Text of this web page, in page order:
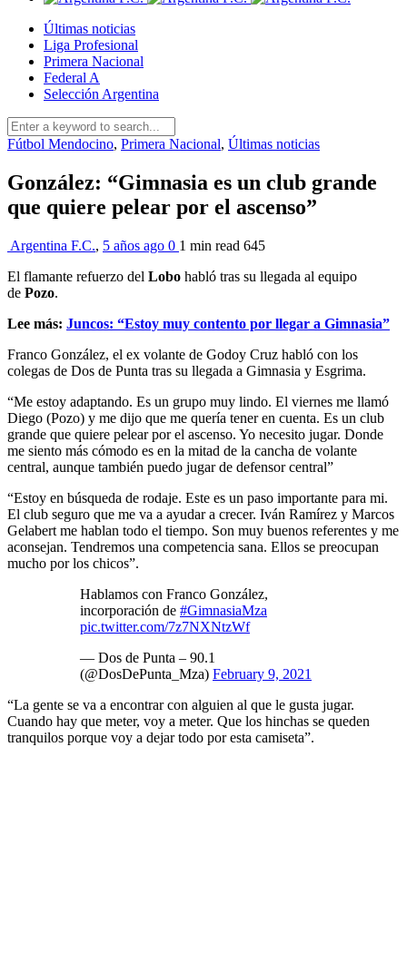
Últimas noticias
Liga Profesional
Primera Nacional
Federal A
Selección Argentina
Fútbol Mendocino, Primera Nacional, Últimas noticias
González: “Gimnasia es un club grande
que quiere pelear por el ascenso”
Argentina F.C., 5 años ago 0 1 min read 645
El flamante refuerzo del Lobo habló tras su llegada al equipo
de Pozo.
Lee más: Juncos: “Estoy muy contento por llegar a Gimnasia”
Franco González, el ex volante de Godoy Cruz habló con los
colegas de Dos de Punta tras su llegada a Gimnasia y Esgrima.
“Me estoy adaptando. Es un grupo muy lindo. El viernes me llamó
Diego (Pozo) y me dijo que me quería tener en cuenta. Es un club
grande que quiere pelear por el ascenso. Yo necesito jugar. Donde
me siento más cómodo es en la mitad de la cancha de volante
central, aunque también puedo jugar de defensor central”
“Estoy en búsqueda de rodaje. Este es un paso importante para mi.
El club seguro que me va a ayudar a crecer. Iván Ramírez y Marcos
Gelabert me hablan todo el tiempo. Son muy buenos referentes y me
aconsejan. Tendremos una competencia sana. Ellos se preocupan
mucho por los chicos”.
Hablamos con Franco González,
incorporación de #GimnasiaMza
pic.twitter.com/7z7NXNtzWf
— Dos de Punta – 90.1
(@DosDePunta_Mza) February 9, 2021
“La gente se va a encontrar con alguien al que le gusta jugar.
Cuando hay que meter, voy a meter. Que los hinchas se queden
tranquilos porque voy a dejar todo por esta camiseta”.